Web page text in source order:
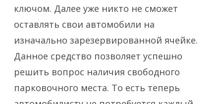
ключом. Далее уже никто не сможет
оставлять свои автомобили на
изначально зарезервированной ячейке.
Данное средство позволяет успешно
решить вопрос наличия свободного
парковочного места. То есть теперь